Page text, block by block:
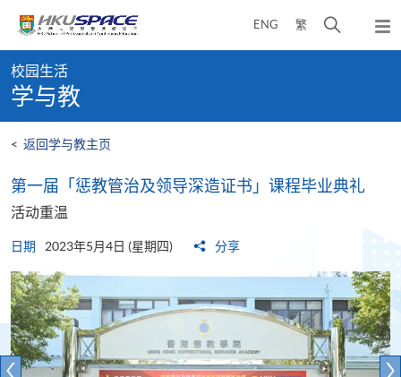
content
ENG 繁
开
弹
出
content
start
校园生活
学与教
< 返回学与教主页
第一届「惩教管治及领导深造证书」课程毕业典礼
活动重温
日期 2023年5月4日 (星期四) 分享